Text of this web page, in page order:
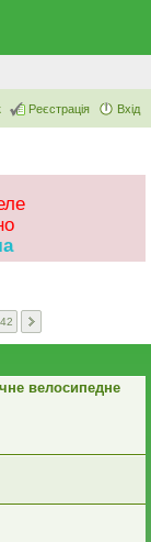
Вхід
Реєстрація
42
велосипедне